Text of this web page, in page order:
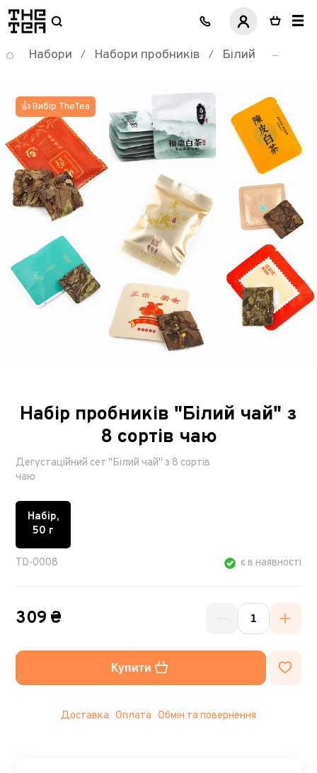
логотип
Набори / Набори пробників / Білий
👍 Вибір TheTea
Набір пробників "Білий чай" з
8 сортів чаю
Дегустаційний сет "Білий чай" з 8 сортів
чаю
Набір,
50 г
TD-0008 є в наявності
309 ₴
Купити
Доставка Оплата Обмін та повернення